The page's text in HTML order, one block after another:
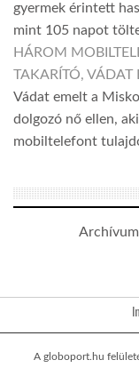
gyermek érintett
mint 105 napot
HÁROM
TAKARÍTÓ, VÁDAT
Vádat emelt a
dolgozó nő ellen,
mobiltelefont
Archívum
A globoport.hu